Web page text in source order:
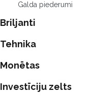
Galda piederumi
Briljanti
Tehnika
Monētas
Investīciju zelts